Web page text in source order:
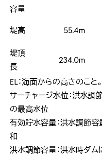
容量
堤高 55.4m
堤頂
長
234.0m
EL：海面からの高さのこと。
サーチャージ水位：洪水調
の最高水位
有効貯水容量：洪水調節
和
洪水調節容量：洪水時ダム